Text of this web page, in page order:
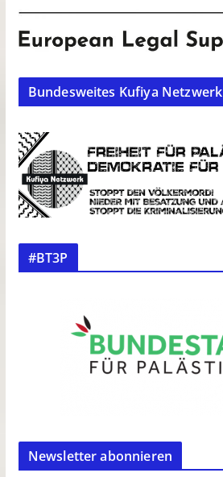
Bundesweites Kufiya Netzwerk
#BT3P
Newsletter abonnieren